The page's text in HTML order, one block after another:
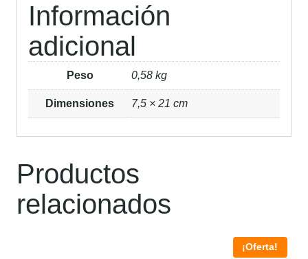
Información
adicional
Peso 0,58 kg
Dimensiones 7,5 × 21 cm
Productos
relacionados
¡Oferta!